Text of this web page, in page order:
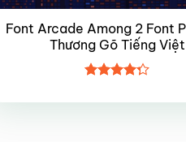
Font Arcade Among 2 Font
Thương Gõ Tiếng Việt
hạng4.27